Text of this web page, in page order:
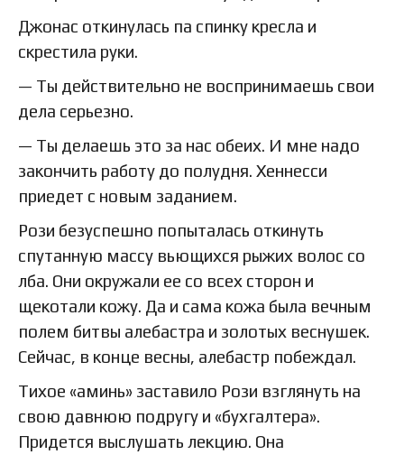
Джонас откинулась па спинку кресла и
скрестила руки.
— Ты действительно не воспринимаешь свои
дела серьезно.
— Ты делаешь это за нас обеих. И мне надо
закончить работу до полудня. Хеннесси
приедет с новым заданием.
Рози безуспешно попыталась откинуть
спутанную массу вьющихся рыжих волос со
лба. Они окружали ее со всех сторон и
щекотали кожу. Да и сама кожа была вечным
полем битвы алебастра и золотых веснушек.
Сейчас, в конце весны, алебастр побеждал.
Тихое «аминь» заставило Рози взглянуть на
свою давнюю подругу и «бухгалтера».
Придется выслушать лекцию. Она